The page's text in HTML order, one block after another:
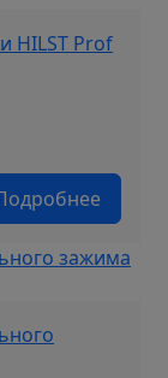
HILST Prof